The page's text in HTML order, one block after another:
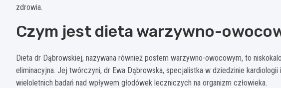
zdrowia.
Czym jest dieta warzywno-
Dieta dr Dąbrowskiej, nazywana również postem warzywno-owocowym, to
eliminacyjna. Jej twórczyni, dr Ewa Dąbrowska, specjalistka w dziedzinie
wieloletnich badań nad wpływem głodówek leczniczych na organizm człowieka.